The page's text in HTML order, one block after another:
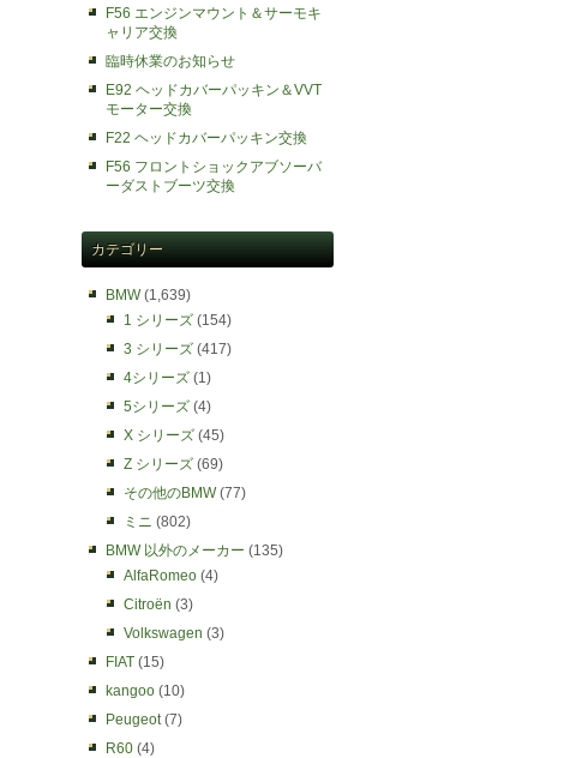
F56 エンジンマウント＆サーモキ
ャリア交換
臨時休業のお知らせ
E92 ヘッドカバーパッキン＆VVT
モーター交換
F22 ヘッドカバーパッキン交換
F56 フロントショックアブソーバ
ーダストブーツ交換
カテゴリー
BMW(1,639)
1 シリーズ (154)
3 シリーズ (417)
4シリーズ (1)
5シリーズ (4)
X シリーズ (45)
Z シリーズ (69)
その他のBMW(77)
ミニ (802)
BMW 以外のメーカー (135)
AlfaRomeo (4)
Citroën (3)
Volkswagen (3)
FIAT (15)
kangoo (10)
Peugeot(7)
R60 (4)